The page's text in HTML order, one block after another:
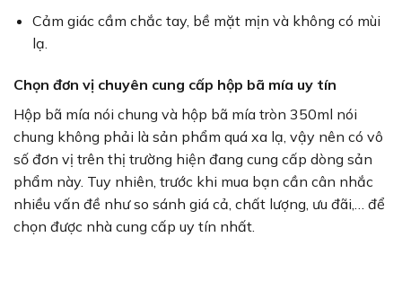
Cảm giác cầm chắc tay, bề mặt mịn và không có mùi
lạ.
Chọn đơn vị chuyên cung cấp hộp bã mía uy tín
Hộp bã mía nói chung và hộp bã mía tròn 350ml nói
chung không phải là sản phẩm quá xa lạ, vậy nên có vô
số đơn vị trên thị trường hiện đang cung cấp dòng sản
phẩm này. Tuy nhiên, trước khi mua bạn cần cân nhắc
nhiều vấn đề như so sánh giá cả, chất lượng, ưu đãi,… để
chọn được nhà cung cấp uy tín nhất.